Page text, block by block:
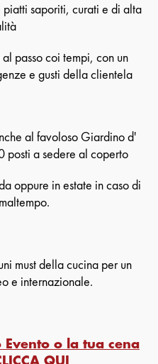
saporiti, curati e di alta
passo coi tempi, con un
e gusti della clientela
al favoloso Giardino d'
posti a sedere al coperto
oppure in estate in caso di
mustdella cucina per un
e internazionale.
o la tua cena
QUI